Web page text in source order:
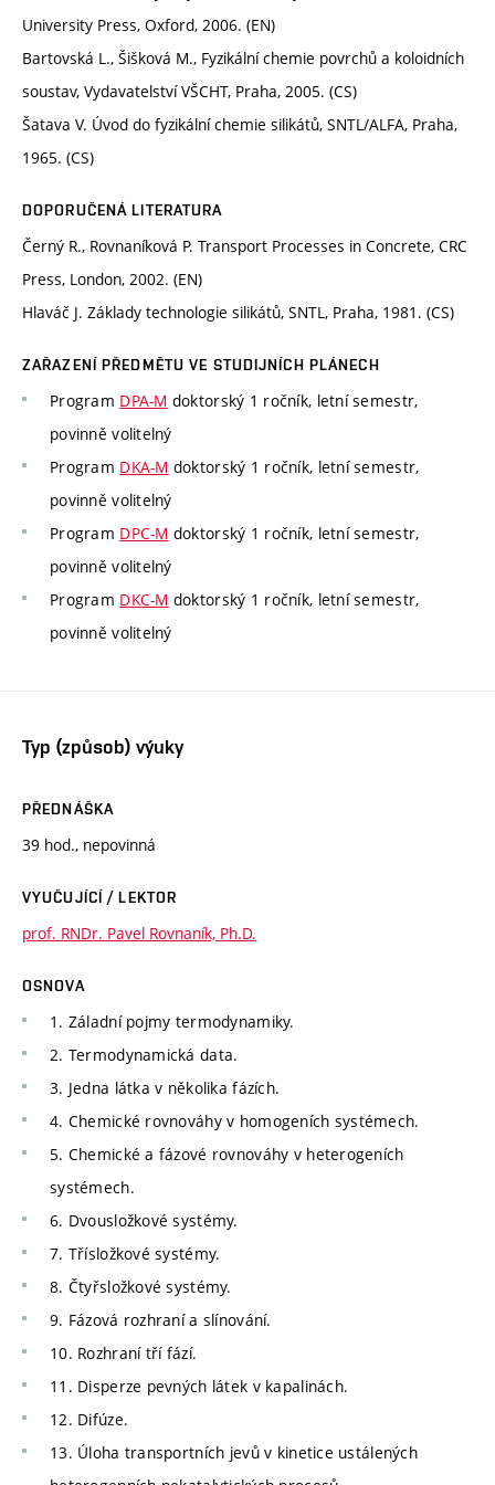
University Press, Oxford, 2006. (EN)
Bartovská L., Šišková M., Fyzikální chemie povrchů a koloidních
soustav, Vydavatelství VŠCHT, Praha, 2005. (CS)
Šatava V. Úvod do fyzikální chemie silikátů, SNTL/ALFA, Praha,
1965. (CS)
DOPORUČENÁ LITERATURA
Černý R., Rovnaníková P. Transport Processes in Concrete, CRC
Press, London, 2002. (EN)
Hlaváč J. Základy technologie silikátů, SNTL, Praha, 1981. (CS)
ZAŘAZENÍ PŘEDMĚTU VE STUDIJNÍCH PLÁNECH
Program DPA-M doktorský 1 ročník, letní semestr,
povinně volitelný
Program DKA-M doktorský 1 ročník, letní semestr,
povinně volitelný
Program DPC-M doktorský 1 ročník, letní semestr,
povinně volitelný
Program DKC-M doktorský 1 ročník, letní semestr,
povinně volitelný
Typ (způsob) výuky
PŘEDNÁŠKA
39 hod., nepovinná
VYUČUJÍCÍ / LEKTOR
prof. RNDr. Pavel Rovnaník, Ph.D.
OSNOVA
1. Záladní pojmy termodynamiky.
2. Termodynamická data.
3. Jedna látka v několika fázích.
4. Chemické rovnováhy v homogeních systémech.
5. Chemické a fázové rovnováhy v heterogeních
systémech.
6. Dvousložkové systémy.
7. Třísložkové systémy.
8. Čtyřsložkové systémy.
9. Fázová rozhraní a slínování.
10. Rozhraní tří fází.
11. Disperze pevných látek v kapalinách.
12. Difúze.
13. Úloha transportních jevů v kinetice ustálených